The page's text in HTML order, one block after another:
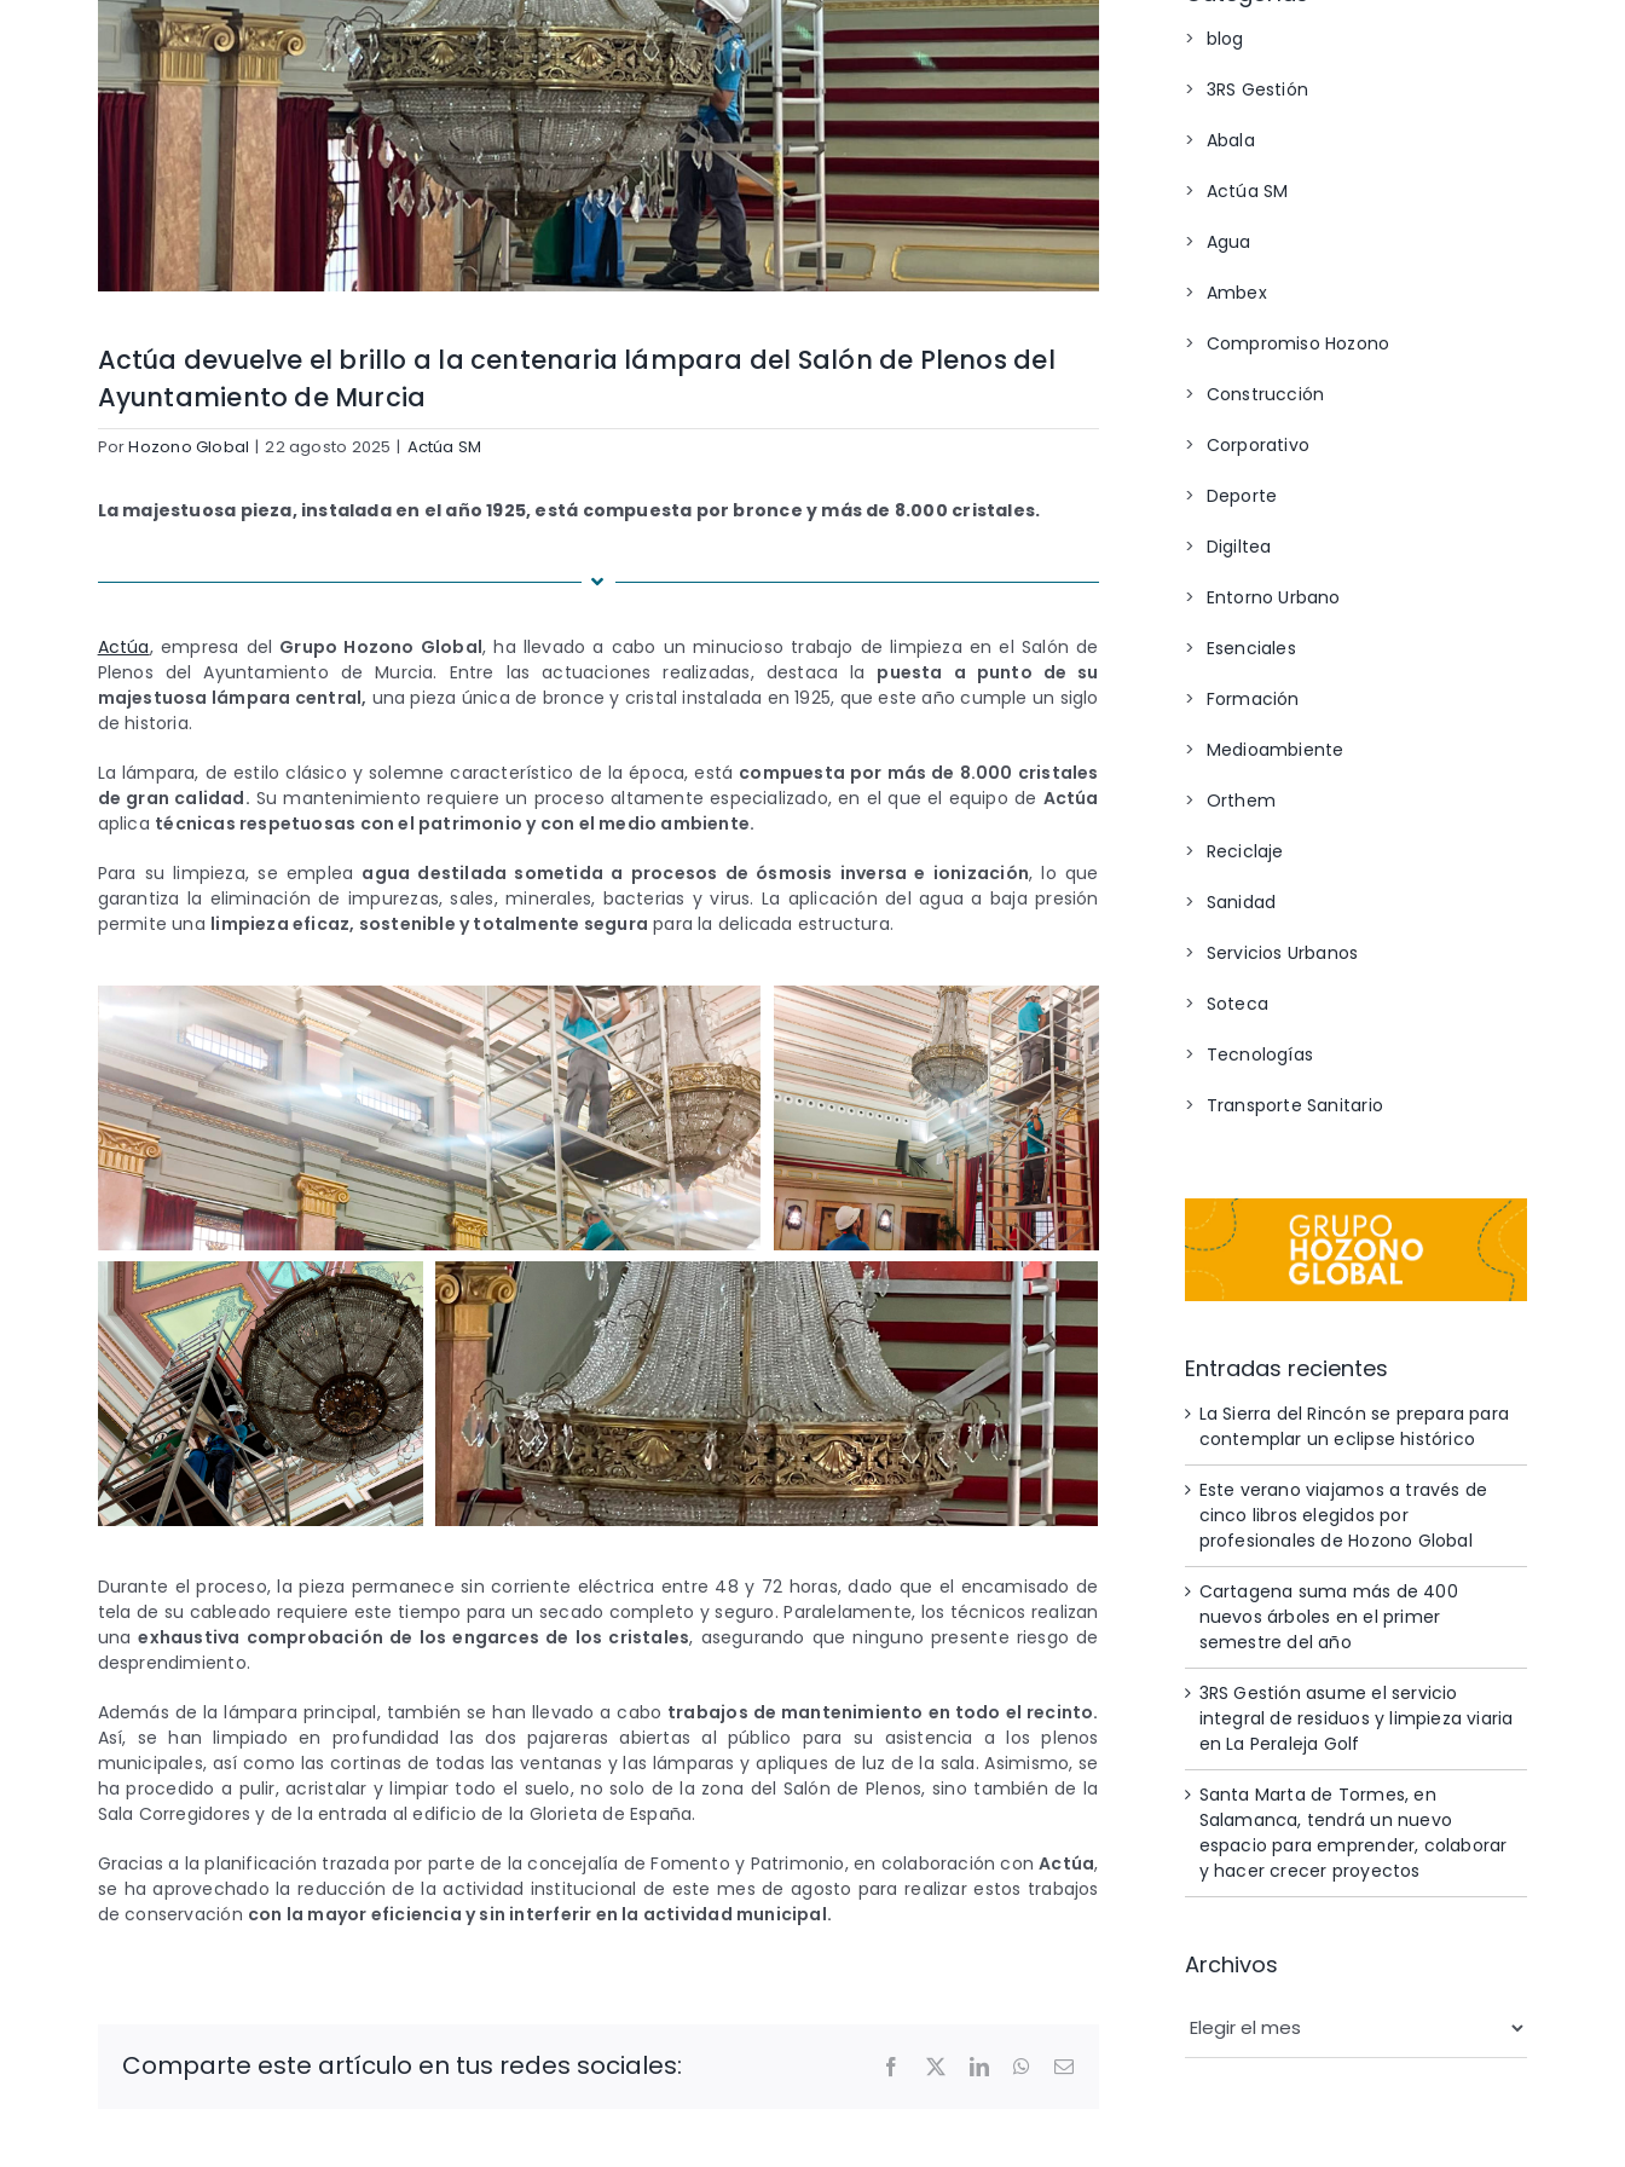
Actúa devuelve el brillo a la centenaria lámpara del Salón de Plenos del
Ayuntamiento de Murcia
PorHozono Global | 22 agosto 2025 | Actúa SM
La majestuosa pieza, instalada en el año 1925, está compuesta por bronce y más de 8.000 cristales.
Actúa, empresa del Grupo Hozono Global, ha llevado a cabo un minucioso trabajo de limpieza en el Salón de
Plenos del Ayuntamiento de Murcia. Entre las actuaciones realizadas, destaca la puesta a punto de su
majestuosa lámpara central, una pieza única de bronce y cristal instalada en 1925, que este año cumple un siglo
de historia.
La lámpara, de estilo clásico y solemne característico de la época, está compuesta por más de 8.000 cristales
de gran calidad. Su mantenimiento requiere un proceso altamente especializado, en el que el equipo de Actúa
aplica técnicas respetuosas con el patrimonio y con el medio ambiente.
Para su limpieza, se emplea agua destilada sometida a procesos de ósmosis inversa e ionización, lo que
garantiza la eliminación de impurezas, sales, minerales, bacterias y virus. La aplicación del agua a baja presión
permite una limpieza eficaz, sostenible y totalmente segura para la delicada estructura.
Durante el proceso, la pieza permanece sin corriente eléctrica entre 48 y 72 horas, dado que el encamisado de
tela de su cableado requiere este tiempo para un secado completo y seguro. Paralelamente, los técnicos realizan
unaexhaustiva comprobación de los engarces de los cristales, asegurando que ninguno presente riesgo de
desprendimiento.
Además de la lámpara principal, también se han llevado a cabo trabajos de mantenimiento en todo el recinto.
Así, se han limpiado en profundidad las dos pajareras abiertas al público para su asistencia a los plenos
municipales, así como las cortinas de todas las ventanas y las lámparas y apliques de luz de la sala. Asimismo, se
ha procedido a pulir, acristalar y limpiar todo el suelo, no solo de la zona del Salón de Plenos, sino también de la
Sala Corregidores y de la entrada al edificio de la Glorieta de España.
Gracias a la planificación trazada por parte de la concejalía de Fomento y Patrimonio, en colaboración conActúa,
se ha aprovechado la reducción de la actividad institucional de este mes de agosto para realizar estos trabajos
de conservación con la mayor eficiencia y sin interferir en la actividad municipal.
Comparte este artículo en tus redes sociales: Facebook
X LinkedInWhatsApp
Correo
blog
3RS Gestión
Abala
Actúa SM
Agua
Ambex
Compromiso Hozono
Construcción
Corporativo
Deporte
Digiltea
Entorno Urbano
Esenciales
Formación
Medioambiente
Orthem
Reciclaje
Sanidad
Servicios Urbanos
Soteca
Tecnologías
Transporte Sanitario
Entradas recientes
La Sierra del Rincón se prepara para
contemplar un eclipse histórico
Este verano viajamos a través de
cinco libros elegidos por
profesionales de Hozono Global
Cartagena suma más de 400
nuevos árboles en el primer
semestre del año
3RS Gestión asume el servicio
integral de residuos y limpieza viaria
en La Peraleja Golf
Santa Marta de Tormes, en
Salamanca, tendrá un nuevo
espacio para emprender, colaborar
y hacer crecer proyectos
Archivos